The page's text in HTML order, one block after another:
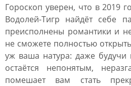
Гороскоп уверен, что в 2019
Водолей-Тигр найдёт себе
преисполнены романтики и
не сможете полностью
уж ваша натура: даже будучи
остаётся непонятым,
помешает вам стать